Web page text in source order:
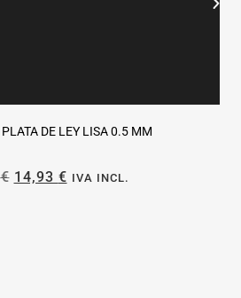
DE LEY LISA 0.5 MM
€ 14,93 € IVA INCL.